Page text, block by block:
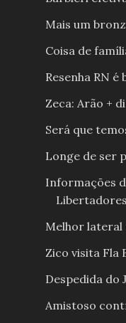
Mais um
Coisa de
Resenha RN é
Zeca: Arão +
Será que
Longe de ser
Informações
Libertadores
Melhor lateral
Zico visita Fla
Despedida do
Amistoso